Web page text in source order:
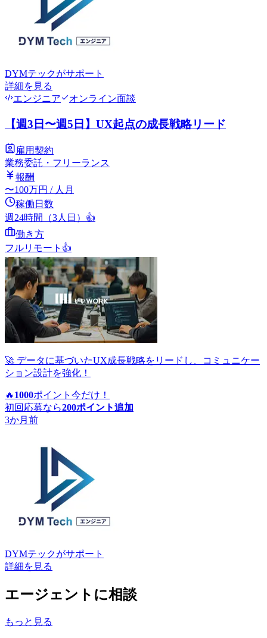
DYMテックがサポート
詳細を見る
エンジニア
オンライン面談
【週3日〜週5日】UX起点の成長戦略リード
雇用契約
業務委託・フリーランス
報酬
〜100万円 / 人月
稼働日数
週24時間（3人日） 👍
働き方
フルリモート 👍
🚀 データに基づいたUX成長戦略をリードし、コミュニケー
ション設計を強化！
🔥 1000ポイント 今だけ！
初回応募なら200ポイント追加
3か月前
DYMテックがサポート
詳細を見る
エージェントに相談
もっと見る